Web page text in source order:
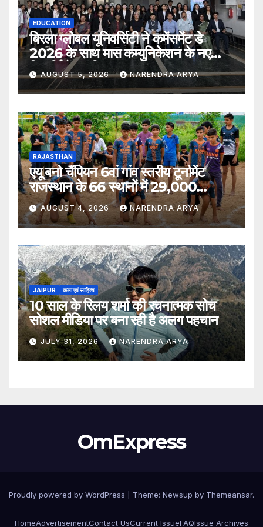
EDUCATION
बिरला ग्लोबल यूनिवर्सिटी ने कमेंसमेंट डे
2026 के साथ मास कम्युनिकेशन के नए
विद्यार्थियों का किया स्वागत
AUGUST 5, 2026 NARENDRA ARYA
RAJASTHAN
एयू बनो चैंपियन 6वां गांव स्तरीय टूर्नामेंट
राजस्थान के 66 स्थानों में 29,000
खिलाड़ियों की भागीदारी के साथ संपन्न हुआ
AUGUST 4, 2026 NARENDRA ARYA
JAIPUR कला एवं साहित्य
10 साल के रिलय शर्मा की रचनात्मक सोच
सोशल मीडिया पर बना रही है अलग पहचान
JULY 31, 2026 NARENDRA ARYA
OmExpress
Proudly powered by WordPress Theme: Newsup by Themeansar.
HomeAdvertisementContact UsCurrent IssueFAQIssue Archives